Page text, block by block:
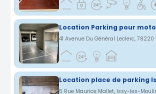
Location Parking pour moto